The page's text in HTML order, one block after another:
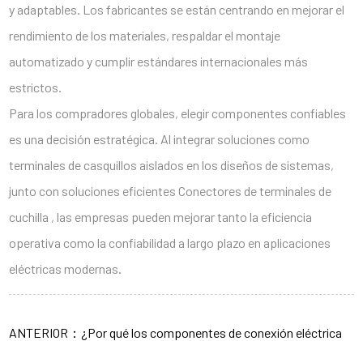
y adaptables. Los fabricantes se están centrando en mejorar el
rendimiento de los materiales, respaldar el montaje
automatizado y cumplir estándares internacionales más
estrictos.
Para los compradores globales, elegir componentes confiables
es una decisión estratégica. Al integrar soluciones como
terminales de casquillos aislados en los diseños de sistemas,
junto con soluciones eficientes Conectores de terminales de
cuchilla , las empresas pueden mejorar tanto la eficiencia
operativa como la confiabilidad a largo plazo en aplicaciones
eléctricas modernas.
ANTERIOR：¿Por qué los componentes de conexión eléctrica